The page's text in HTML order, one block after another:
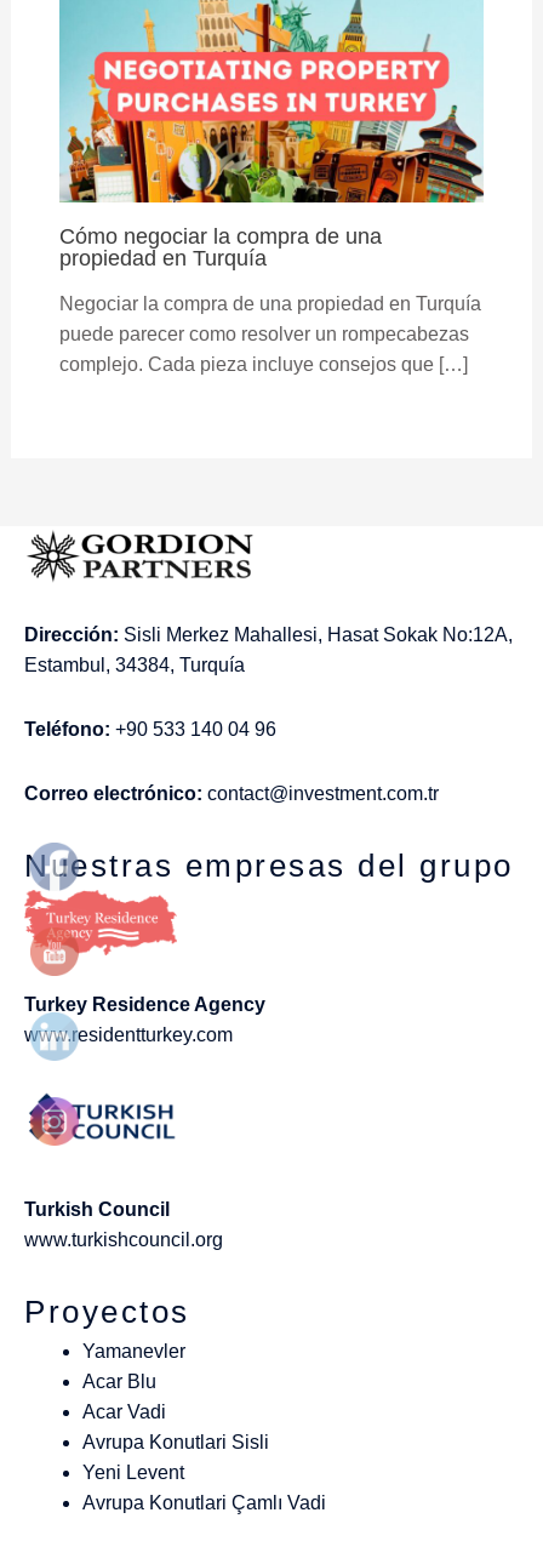
Cómo negociar la compra de una
propiedad en Turquía
Negociar la compra de una propiedad en Turquía
puede parecer como resolver un rompecabezas
complejo. Cada pieza incluye consejos que […]
Dirección: Sisli Merkez Mahallesi, Hasat Sokak No:12A,
Estambul, 34384, Turquía
Teléfono: +90 533 140 04 96
Correo electrónico: contact@investment.com.tr
Nuestras empresas del grupo
Turkey Residence Agency
www.residentturkey.com
Turkish Council
www.turkishcouncil.org
Proyectos
Yamanevler
Acar Blu
Acar Vadi
Avrupa Konutlari Sisli
Yeni Levent
Avrupa Konutlari Çamlı Vadi